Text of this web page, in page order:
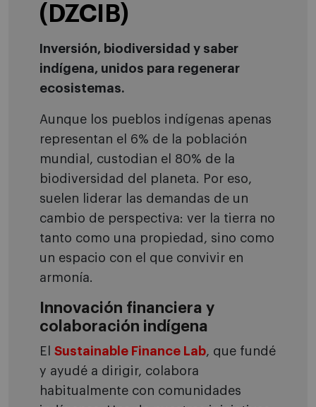
(DZCIB)
Inversión, biodiversidad y saber
indígena, unidos para regenerar
ecosistemas.
Aunque los pueblos indígenas apenas
representan el 6% de la población
mundial, custodian el 80% de la
biodiversidad del planeta. Por eso,
suelen liderar las demandas de un
cambio de perspectiva: ver la tierra no
tanto como una propiedad, sino como
un espacio con el que convivir en
armonía.
Innovación financiera y
colaboración indígena
El Sustainable Finance Lab, que fundé
y ayudé a dirigir, colabora
habitualmente con comunidades